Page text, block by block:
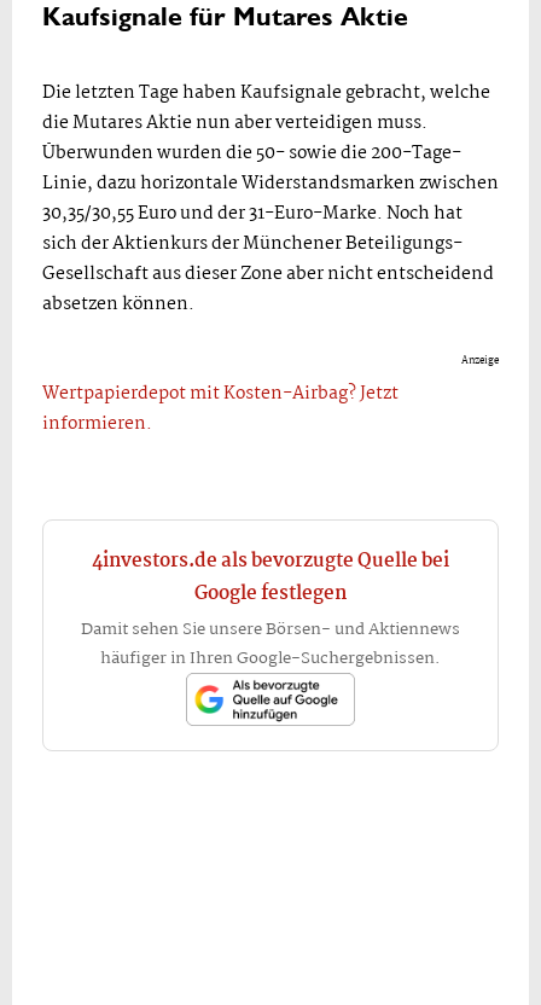
Kaufsignale für Mutares Aktie
Die letzten Tage haben Kaufsignale gebracht, welche
die Mutares Aktie nun aber verteidigen muss.
Überwunden wurden die 50- sowie die 200-Tage-
Linie, dazu horizontale Widerstandsmarken zwischen
30,35/30,55 Euro und der 31-Euro-Marke. Noch hat
sich der Aktienkurs der Münchener Beteiligungs-
Gesellschaft aus dieser Zone aber nicht entscheidend
absetzen können.
Anzeige
Wertpapierdepot mit Kosten-Airbag? Jetzt
informieren.
4investors.de als bevorzugte Quelle bei
Google festlegen
Damit sehen Sie unsere Börsen- und Aktiennews
häufiger in Ihren Google-Suchergebnissen.